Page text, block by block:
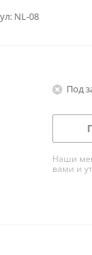
NL-08
Под
Наши
вами и